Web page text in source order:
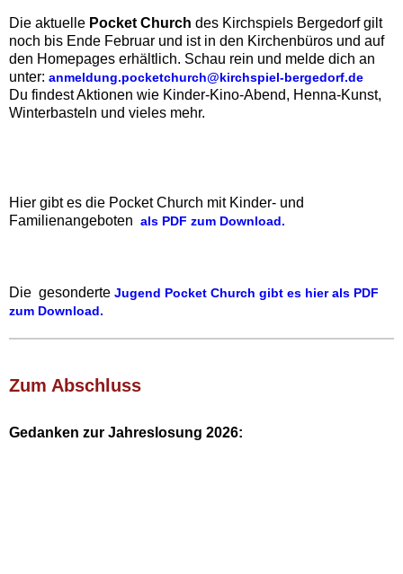
Die aktuelle Pocket Church des Kirchspiels Bergedorf gilt
noch bis Ende Februar und ist in den Kirchenbüros und auf
den Homepages erhältlich. Schau rein und melde dich an
unter: anmeldung.pocketchurch@kirchspiel-bergedorf.de
Du findest Aktionen wie Kinder-Kino-Abend, Henna-Kunst,
Winterbasteln und vieles mehr.
Hier gibt es die Pocket Church mit Kinder- und
Familienangeboten als PDF zum Download.
Die gesonderte Jugend Pocket Church gibt es hier als PDF
zum Download.‍
Zum Abschluss‍
Gedanken zur Jahreslosung 2026: